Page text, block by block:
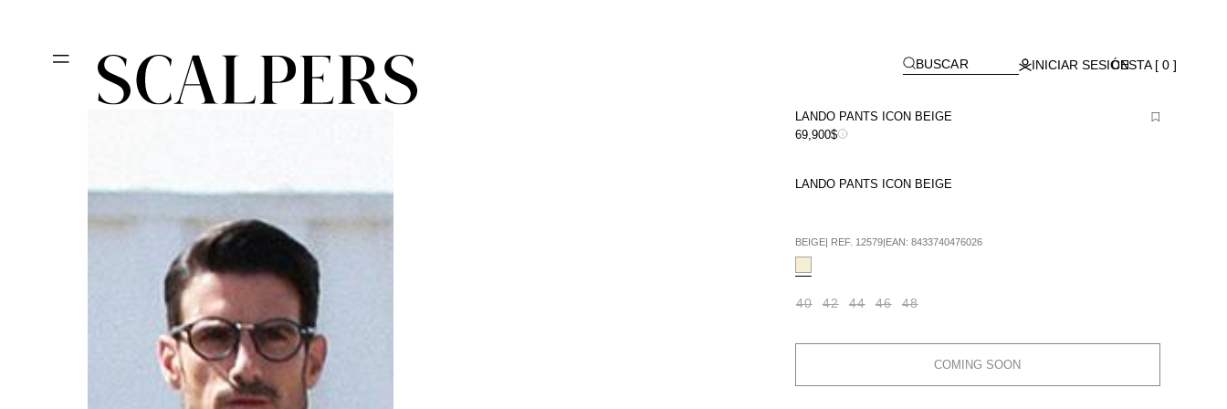
BUSCAR INICIAR SESIÓNCESTA [ 0 ]
LANDO PANTS ICON BEIGE
69,900$
LANDO PANTS ICON BEIGE
BEIGE| REF. 12579|EAN: 8433740476026
40 42 44 46 48
COMING SOON